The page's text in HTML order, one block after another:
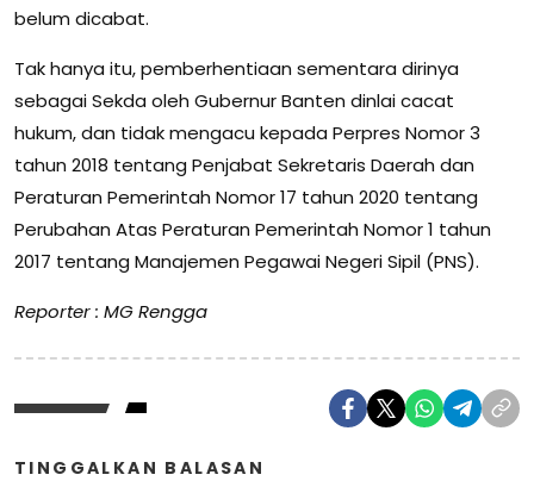
belum dicabat.
Tak hanya itu, pemberhentiaan sementara dirinya
sebagai Sekda oleh Gubernur Banten dinlai cacat
hukum, dan tidak mengacu kepada Perpres Nomor 3
tahun 2018 tentang Penjabat Sekretaris Daerah dan
Peraturan Pemerintah Nomor 17 tahun 2020 tentang
Perubahan Atas Peraturan Pemerintah Nomor 1 tahun
2017 tentang Manajemen Pegawai Negeri Sipil (PNS).
Reporter : MG Rengga
TINGGALKAN BALASAN